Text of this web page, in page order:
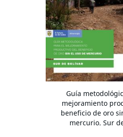
Guía
mejoramiento
beneficio de oro
mercurio. Sur